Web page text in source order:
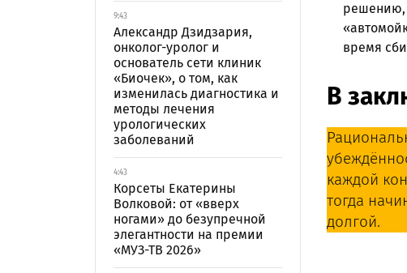
9:43
Александр Дзидзария,
онколог-уролог и
основатель сети клиник
«Биочек», о том, как
изменилась диагностика и
методы лечения
урологических
заболеваний
4:43
Корсеты Екатерины
Волковой: от «вверх
ногами» до безупречной
элегантности на премии
«МУЗ-ТВ 2026»
решению,
время
В
каждой
тогда
долгой.